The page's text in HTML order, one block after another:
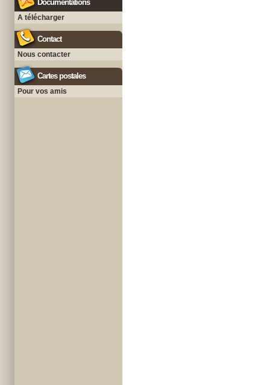
Documentations
A télécharger
Contact
Nous contacter
Cartes postales
Pour vos amis